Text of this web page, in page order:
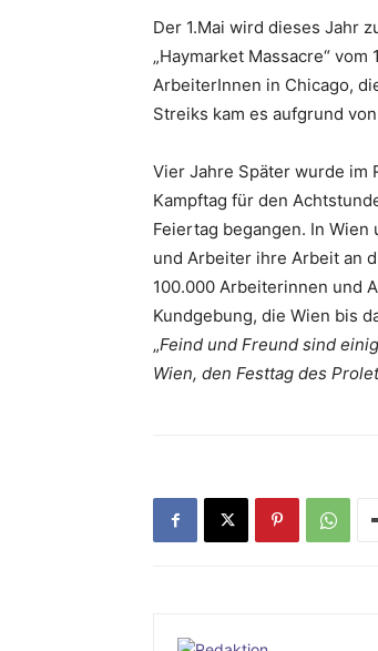
Der 1.Mai wird dieses Jahr
„Haymarket Massacre“
ArbeiterInnen in Chicago,
Streiks kam es aufgrund
Vier Jahre Später wurde im
Kampftag für den
Feiertag begangen. In
und Arbeiter ihre Arbeit an
100.000 Arbeiterinnen und
Kundgebung, die Wien bis
„Feind und Freund sind
Wien, den Festtag des